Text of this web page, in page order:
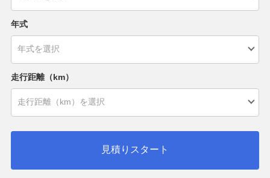
年式
走行距離（km）
見積りスタート